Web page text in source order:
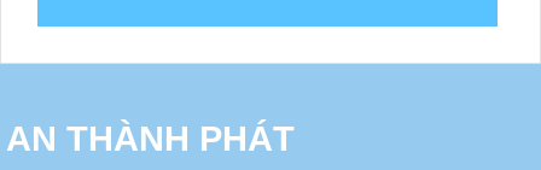
AN THÀNH PHÁT